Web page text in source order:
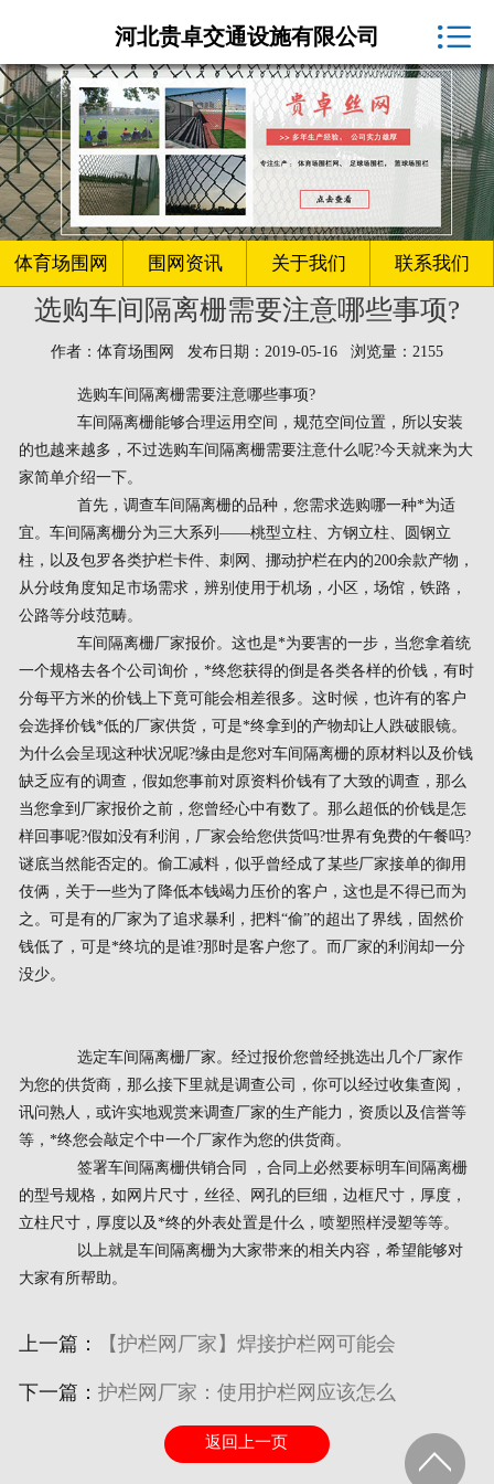
体育场围网厂家
球场围网
客户案例
围网资讯
生产车间
关于我们
联系我们
河北贵卓交通设施有限公司 
体育场围网 围网资讯 关于我们 联系我们
选购车间隔离栅需要注意哪些事项?
作者：体育场围网 发布日期：2019-05-16 浏览量：2155
选购车间隔离栅需要注意哪些事项?
车间隔离栅能够合理运用空间，规范空间位置，所以安装
的也越来越多，不过选购车间隔离栅需要注意什么呢?今天就来为大
家简单介绍一下。
首先，调查车间隔离栅的品种，您需求选购哪一种*为适
宜。车间隔离栅分为三大系列——桃型立柱、方钢立柱、圆钢立
柱，以及包罗各类护栏卡件、刺网、挪动护栏在内的200余款产物，
从分歧角度知足市场需求，辨别使用于机场，小区，场馆，铁路，
公路等分歧范畴。
车间隔离栅厂家报价。这也是*为要害的一步，当您拿着统
一个规格去各个公司询价，*终您获得的倒是各类各样的价钱，有时
分每平方米的价钱上下竟可能会相差很多。这时候，也许有的客户
会选择价钱*低的厂家供货，可是*终拿到的产物却让人跌破眼镜。
为什么会呈现这种状况呢?缘由是您对车间隔离栅的原材料以及价钱
缺乏应有的调查，假如您事前对原资料价钱有了大致的调查，那么
当您拿到厂家报价之前，您曾经心中有数了。那么超低的价钱是怎
样回事呢?假如没有利润，厂家会给您供货吗?世界有免费的午餐吗?
谜底当然能否定的。偷工减料，似乎曾经成了某些厂家接单的御用
伎俩，关于一些为了降低本钱竭力压价的客户，这也是不得已而为
之。可是有的厂家为了追求暴利，把料“偷”的超出了界线，固然价
钱低了，可是*终坑的是谁?那时是客户您了。而厂家的利润却一分
没少。
选定车间隔离栅厂家。经过报价您曾经挑选出几个厂家作
为您的供货商，那么接下里就是调查公司，你可以经过收集查阅，
讯问熟人，或许实地观赏来调查厂家的生产能力，资质以及信誉等
等，*终您会敲定个中一个厂家作为您的供货商。
签署车间隔离栅供销合同 ，合同上必然要标明车间隔离栅
的型号规格，如网片尺寸，丝径、网孔的巨细，边框尺寸，厚度，
立柱尺寸，厚度以及*终的外表处置是什么，喷塑照样浸塑等等。
以上就是车间隔离栅为大家带来的相关内容，希望能够对
大家有所帮助。
上一篇： 【护栏网厂家】焊接护栏网可能会
下一篇： 护栏网厂家：使用护栏网应该怎么
返回上一页